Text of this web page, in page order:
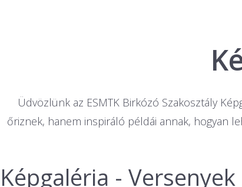
Üdvözlünk az ESMTK Birkózó Szakosztály
őriznek, hanem inspiráló példái annak, hogyan
Képgaléria - Versenyek